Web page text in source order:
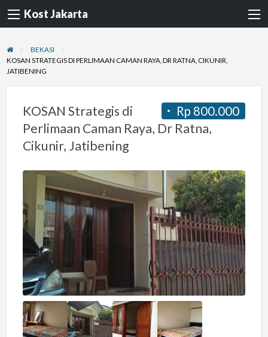
Kost Jakarta
BEKASI
KOSAN STRATEGIS DI PERLIMAAN CAMAN RAYA, DR RATNA, CIKUNIR,
JATIBENING
Rp 800.000
KOSAN Strategis di
Perlimaan Caman Raya, Dr Ratna,
Cikunir, Jatibening